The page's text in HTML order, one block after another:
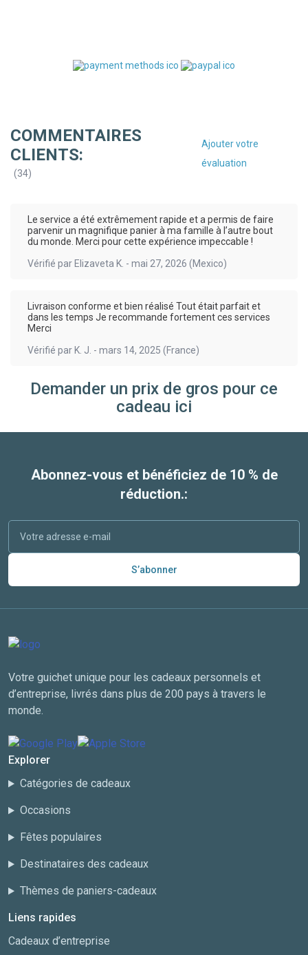
COMMENTAIRES
CLIENTS:
(34)
Ajouter votre
évaluation
Le service a été extrêmement rapide et a permis de faire
parvenir un magnifique panier à ma famille à l’autre bout
du monde. Merci pour cette expérience impeccable !
Vérifié par Elizaveta K. - mai 27, 2026 (Mexico)
Livraison conforme et bien réalisé Tout était parfait et
dans les temps Je recommande fortement ces services
Merci
Vérifié par K. J. - mars 14, 2025 (France)
Demander un prix de gros pour ce
cadeau ici
Abonnez-vous et bénéficiez de 10 % de
réduction.:
S’abonner
Votre guichet unique pour les cadeaux personnels et
d’entreprise, livrés dans plus de 200 pays à travers le
monde.
Explorer
Catégories de cadeaux
Occasions
Fêtes populaires
Destinataires des cadeaux
Thèmes de paniers-cadeaux
Liens rapides
Cadeaux d’entreprise